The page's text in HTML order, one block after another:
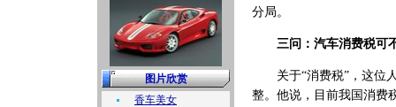
图片欣赏
香车美女
分局。
三问：汽车消费税可
关于“消费税”，这位人
整。他说，目前我国消费